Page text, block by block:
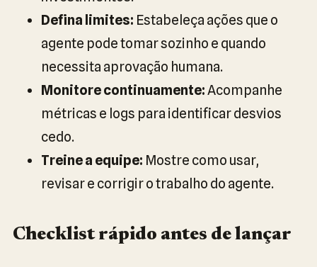
Defina limites: Estabeleça ações que o
agente pode tomar sozinho e quando
necessita aprovação humana.
Monitore continuamente:Acompanhe
métricas e logs para identificar desvios
cedo.
Treine a equipe: Mostre como usar,
revisar e corrigir o trabalho do agente.
Checklist rápido antes de lançar